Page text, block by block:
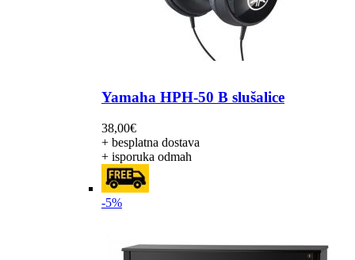
Yamaha HPH-50 B slušalice
38,00€
+ besplatna dostava
+ isporuka odmah
-5%